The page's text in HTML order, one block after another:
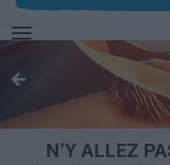
N’Y ALLEZ